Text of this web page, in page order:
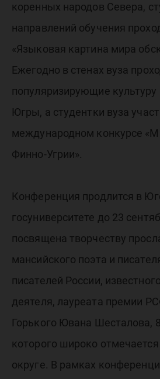
коренных народов Севера,
направлений обучения
«Языковая картина мира
Ежегодно в стенах вуза
популяризирующие
Югры, а студентки вуза
международном конкурсе
Финно-Угрии».
Конференция продлится в
госуниверситете до 23
посвящена творчеству
мансийского поэта и
писателей России,
деятеля, лауреата премии
Горького Ювана Шесталова,
которого широко
округе. В рамках